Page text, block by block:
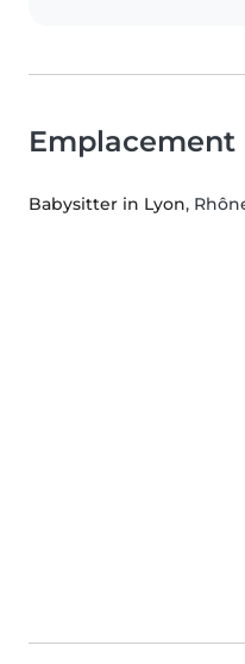
Emplacement
Babysitter in Lyon,